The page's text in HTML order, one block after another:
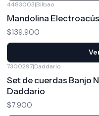
4483003|Bilbao
Mandolina
$139.900
7300297|Daddario
Set de cuerdas Banjo
Daddario
$7.900